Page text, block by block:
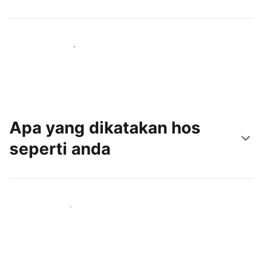
Tarik tetamu baru hari ini
Apa yang dikatakan hos
seperti anda
Sertai hos seperti anda